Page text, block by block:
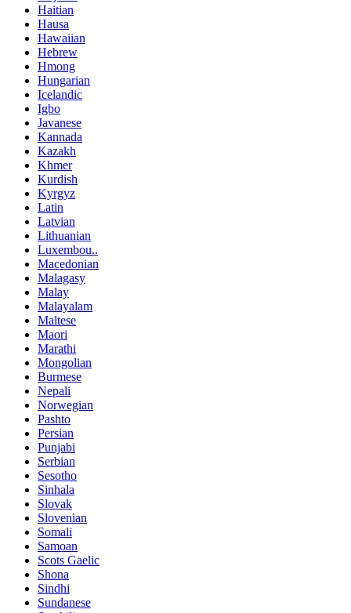
Haitian
Hausa
Hawaiian
Hebrew
Hmong
Hungarian
Icelandic
Igbo
Javanese
Kannada
Kazakh
Khmer
Kurdish
Kyrgyz
Latin
Latvian
Lithuanian
Luxembou..
Macedonian
Malagasy
Malay
Malayalam
Maltese
Maori
Marathi
Mongolian
Burmese
Nepali
Norwegian
Pashto
Persian
Punjabi
Serbian
Sesotho
Sinhala
Slovak
Slovenian
Somali
Samoan
Scots Gaelic
Shona
Sindhi
Sundanese